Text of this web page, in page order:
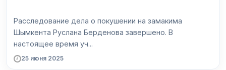
Расследование дела о покушении на замакима
Шымкента Руслана Берденова завершено. В
настоящее время уч...
25 июня 2025